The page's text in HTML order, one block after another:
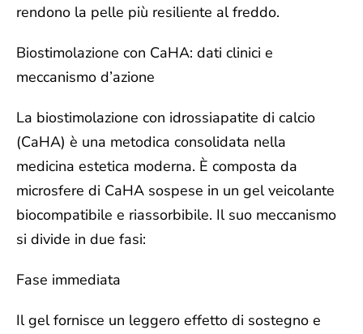
rendono la pelle più resiliente al freddo.
Biostimolazione con CaHA: dati clinici e
meccanismo d’azione
La biostimolazione con idrossiapatite di calcio
(CaHA) è una metodica consolidata nella
medicina estetica moderna. È composta da
microsfere di CaHA sospese in un gel veicolante
biocompatibile e riassorbibile. Il suo meccanismo
si divide in due fasi:
Fase immediata
Il gel fornisce un leggero effetto di sostegno e